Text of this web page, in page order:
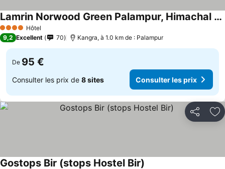
4 Étoiles Hôtel
Lamrin Norwood Green Palampur, Himachal Pradesh
9,2 Excellent 70 Kangra, à 1.0 km de : Palampur
De 95 €
Consulter les prix de 8 sites Consulter les prix
Partager
Gostops Bir (stops Hostel Bir)